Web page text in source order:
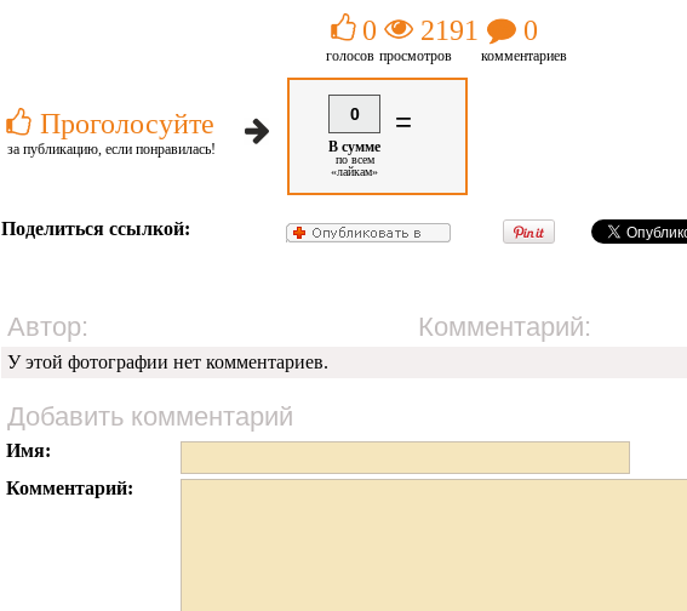
Проголосуйте
за публикацию, если понравилась!
0
голосов
2191
просмотров
0
комментариев
0
В сумме
по всем
«лайкам»
=
Поделиться ссылкой:
Автор: Комментарий:
У этой фотографии нет комментариев.
Добавить комментарий
Имя:
Комментарий: